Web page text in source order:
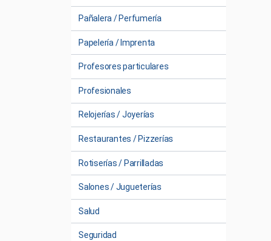
Pañalera / Perfumería
Papelería / Imprenta
Profesores particulares
Profesionales
Relojerías / Joyerías
Restaurantes / Pizzerías
Rotiserías / Parrilladas
Salones / Jugueterías
Salud
Seguridad